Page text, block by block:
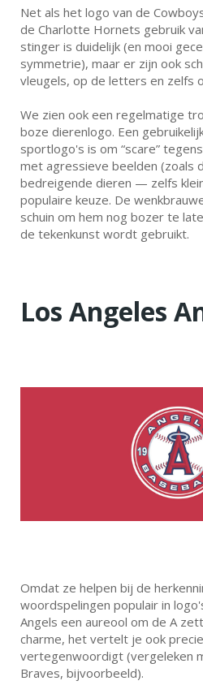
Net als het logo van de
de Charlotte Hornets gebruik
stinger is duidelijk (en mooi
symmetrie), maar er zijn ook
vleugels, op de letters en zelfs
We zien ook een regelmatige
boze dierenlogo. Een
sportlogo's is om “scare”
met agressieve beelden (zoals
bedreigende dieren — zelfs
populaire keuze. De
schuin om hem nog bozer te
de tekenkunst wordt gebruikt.
Los Angeles
Omdat ze helpen bij de
woordspelingen populair in
Angels een aureool om de A
charme, het vertelt je ook
vertegenwoordigt (vergeleken
Braves, bijvoorbeeld).